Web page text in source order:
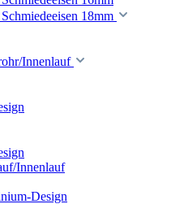
18mm
Innenlauf
Innenlauf
Design